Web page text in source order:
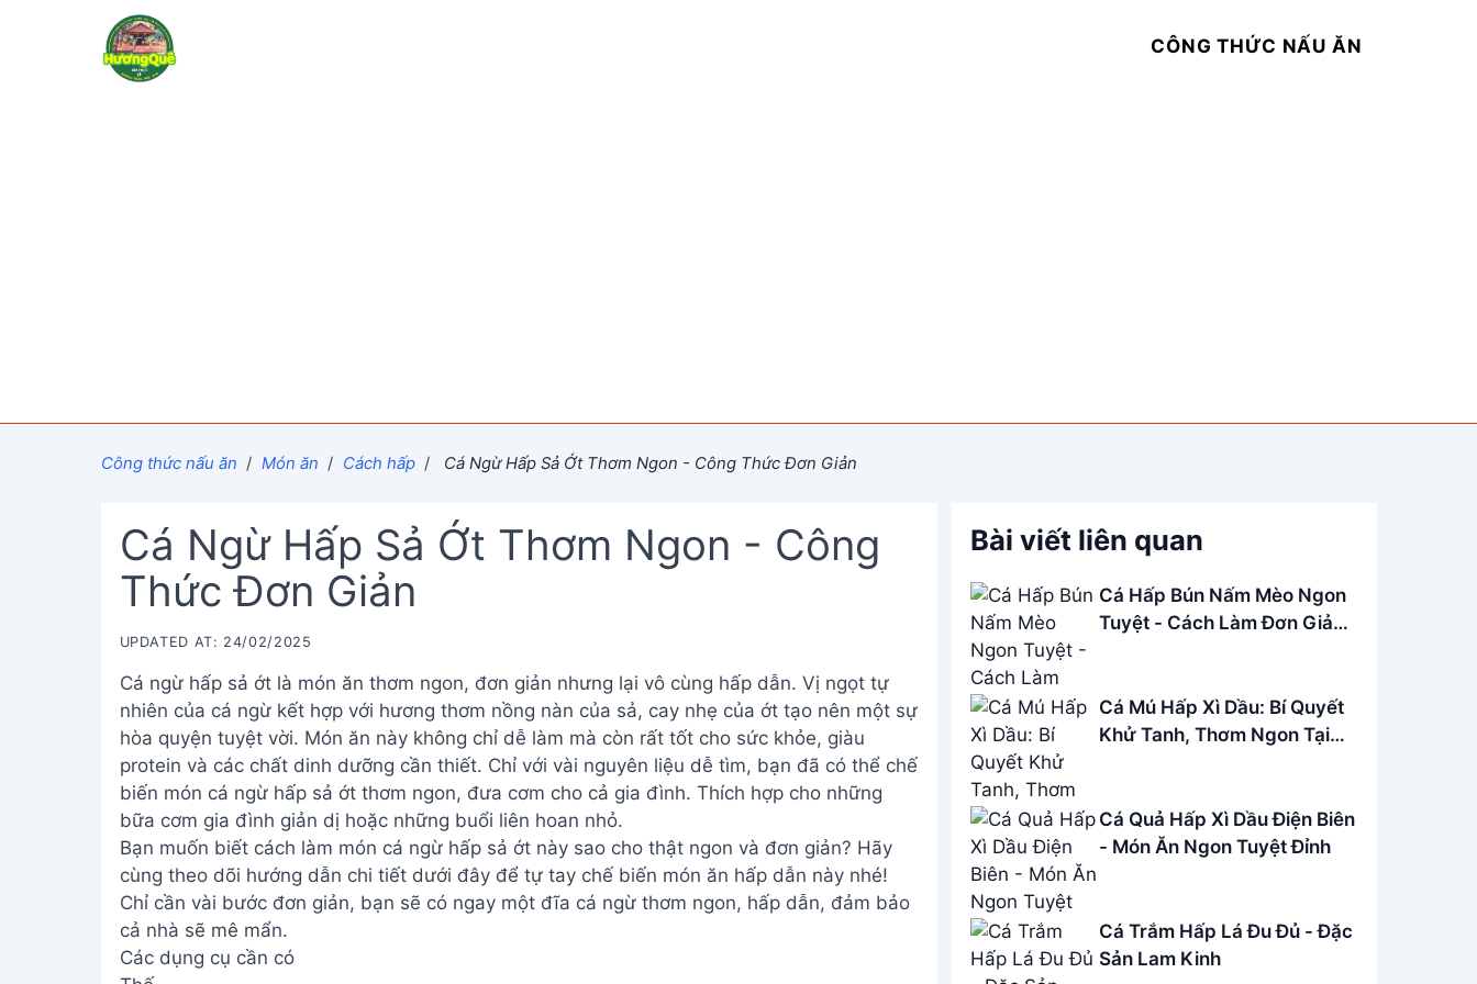
CÔNG THỨC NẤU ĂN
Công thức nấu ăn / Món ăn / Cách hấp / Cá Ngừ Hấp Sả Ớt Thơm Ngon - Công Thức Đơn Giản
Cá Ngừ Hấp Sả Ớt Thơm Ngon - Công
Thức Đơn Giản
UPDATED AT: 24/02/2025
Cá ngừ hấp sả ớt là món ăn thơm ngon, đơn giản nhưng lại vô cùng hấp dẫn. Vị ngọt tự
nhiên của cá ngừ kết hợp với hương thơm nồng nàn của sả, cay nhẹ của ớt tạo nên một sự
hòa quyện tuyệt vời. Món ăn này không chỉ dễ làm mà còn rất tốt cho sức khỏe, giàu
protein và các chất dinh dưỡng cần thiết. Chỉ với vài nguyên liệu dễ tìm, bạn đã có thể chế
biến món cá ngừ hấp sả ớt thơm ngon, đưa cơm cho cả gia đình. Thích hợp cho những
bữa cơm gia đình giản dị hoặc những buổi liên hoan nhỏ.
Bạn muốn biết cách làm món cá ngừ hấp sả ớt này sao cho thật ngon và đơn giản? Hãy
cùng theo dõi hướng dẫn chi tiết dưới đây để tự tay chế biến món ăn hấp dẫn này nhé!
Chỉ cần vài bước đơn giản, bạn sẽ có ngay một đĩa cá ngừ thơm ngon, hấp dẫn, đảm bảo
cả nhà sẽ mê mẩn.
Các dụng cụ cần có
Bài viết liên quan
Cá Hấp Bún Nấm Mèo Ngon
Tuyệt - Cách Làm Đơn Giản
Cá Mú Hấp Xì Dầu: Bí Quyết
Khử Tanh, Thơm Ngon Tại
Cá Quả Hấp Xì Dầu Điện Biên
- Món Ăn Ngon Tuyệt Đỉnh
Cá Trắm Hấp Lá Đu Đủ - Đặc
Sản Lam Kinh